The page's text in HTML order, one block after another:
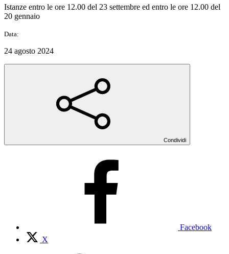
Istanze entro le ore 12.00 del 23 settembre ed entro le ore 12.00 del
20 gennaio
Data:
24 agosto 2024
Condividi
Facebook
X